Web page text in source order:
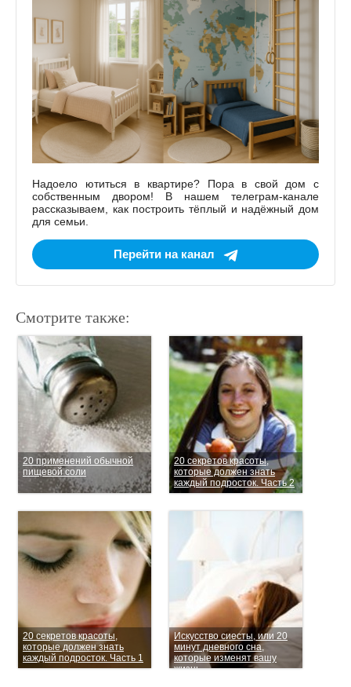
Надоело ютиться в квартире? Пора в свой дом с
собственным двором! В нашем телеграм-канале
рассказываем, как построить тёплый и надёжный дом
для семьи.
Перейти на канал
Смотрите также:
20 применений обычной
пищевой соли
20 секретов красоты,
которые должен знать
каждый подросток. Часть 2
20 секретов красоты,
которые должен знать
каждый подросток. Часть 1
Искусство сиесты, или 20
минут дневного сна,
которые изменят вашу
жизнь